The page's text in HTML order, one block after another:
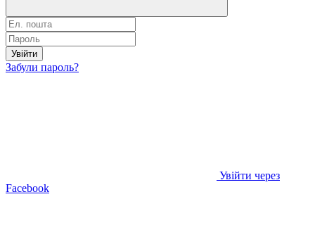
Увійти
Забули пароль?
Увійти через
Facebook